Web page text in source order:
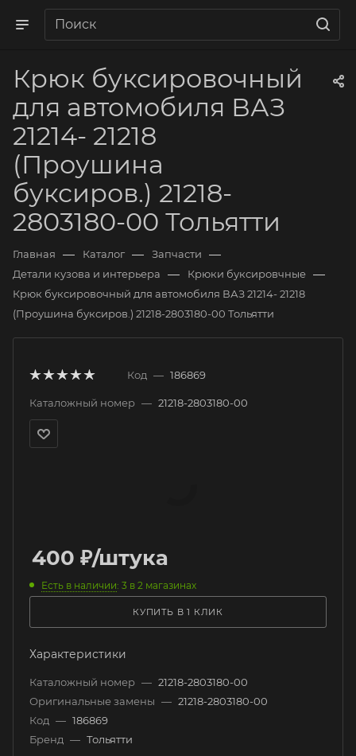
Крюк буксировочный
для автомобиля ВАЗ
21214- 21218
(Проушина
буксиров.) 21218-
2803180-00 Тольятти
Главная — Каталог — Запчасти —
Детали кузова и интерьера — Крюки буксировчные —
Крюк буксировочный для автомобиля ВАЗ 21214- 21218
(Проушина буксиров.) 21218-2803180-00 Тольятти
Код — 186869
Каталожный номер — 21218-2803180-00
400 ₽/штука
Есть в наличии: 3 в 2 магазинах
КУПИТЬ В 1 КЛИК
Характеристики
Каталожный номер — 21218-2803180-00
Оригинальные замены — 21218-2803180-00
Код — 186869
Бренд — Тольятти